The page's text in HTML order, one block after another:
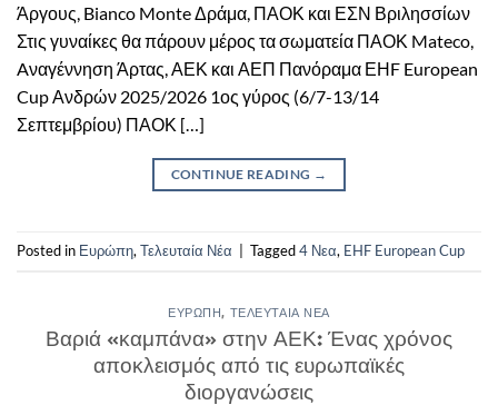
Άργους, Bianco Monte Δράμα, ΠΑΟΚ και ΕΣΝ Βριλησσίων
Στις γυναίκες θα πάρουν μέρος τα σωματεία ΠΑΟΚ Mateco,
Aναγέννηση Άρτας, ΑΕΚ και ΑΕΠ Πανόραμα ΕΗF European
Cup Ανδρών 2025/2026 1ος γύρος (6/7-13/14
Σεπτεμβρίου) ΠΑΟΚ […]
CONTINUE READING →
Posted in Ευρώπη,Τελευταία Νέα Tagged4 Νεα, EHF European Cup
ΕΥΡΏΠΗ, ΤΕΛΕΥΤΑΊΑ ΝΈΑ
Βαριά «καμπάνα» στην ΑΕΚ: Ένας χρόνος
αποκλεισμός από τις ευρωπαϊκές
διοργανώσεις